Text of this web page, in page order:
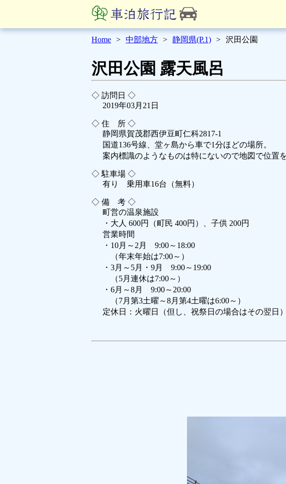
Home 中部地方 静岡県(P.1) 沢田公園
沢田公園 露天風呂
◇ 訪問日 ◇
2019年03月21日
◇ 住 所 ◇
静岡県賀茂郡西伊豆町仁科2817-1
国道136号線、堂ヶ島から車で1分ほどの場所。
案内標識のようなものは特にないので地図で位置
◇ 駐車場 ◇
有り 乗用車16台（無料）
◇ 備 考 ◇
町営の温泉施設
・大人 600円（町民 400円）、子供 200円
営業時間
・10月～2月 9:00～18:00
（年末年始は7:00～）
・3月～5月・9月 9:00～19:00
（5月連休は7:00～）
・6月～8月 9:00～20:00
（7月第3土曜～8月第4土曜は6:00～）
定休日：火曜日（但し、祝祭日の場合はその翌日）